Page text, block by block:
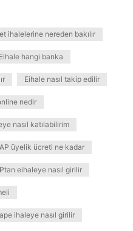
ihalelerine nereden bakılır
Eihale hangi banka
Eihale nasıl takip edilir
nedir
nasıl katılabilirim
üyelik ücreti ne kadar
eihaleye nasıl girilir
ihaleye nasıl girilir